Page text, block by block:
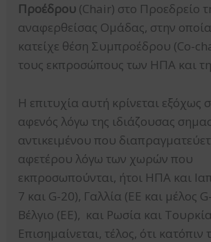
Προέδρου (Chair) στο Προεδρείο
αναφερθείσας Ομάδας, στην
κατείχε θέση Συμπροέδρου (Co-
τους εκπροσώπους των ΗΠΑ και
Η επιτυχία αυτή κρίνεται εξόχως
αφενός λόγω της ιδιάζουσας
αντικειμένου που
αφετέρου λόγω των χωρών που
εκπροσωπούνται, ήτοι ΗΠΑ και
7 και G-20), Γαλλία (ΕΕ και μέλος
Βέλγιο (ΕΕ), και Ρωσία και
Επισημαίνεται, τέλος, ότι κατόπιν